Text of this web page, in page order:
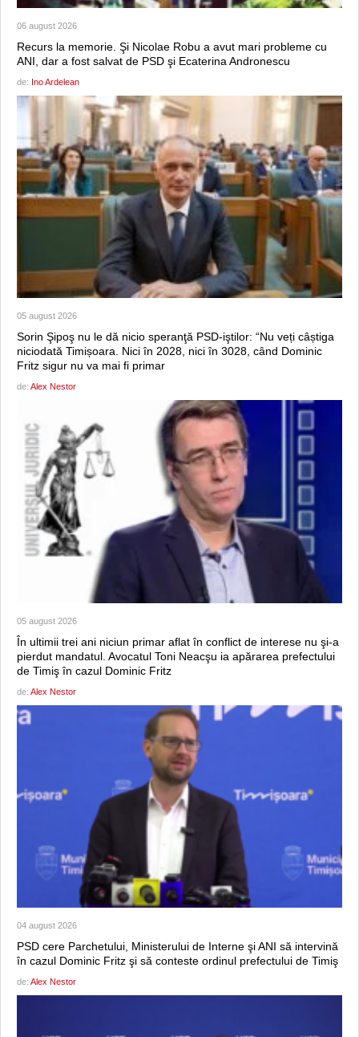
06 august 2026
Recurs la memorie. Şi Nicolae Robu a avut mari probleme cu
ANI, dar a fost salvat de PSD şi Ecaterina Andronescu
de: Ino Ardelean
05 august 2026
Sorin Şipoş nu le dă nicio speranţă PSD-iştilor: “Nu veți câștiga
niciodată Timișoara. Nici în 2028, nici în 3028, când Dominic
Fritz sigur nu va mai fi primar
de: Alex Nestor
05 august 2026
În ultimii trei ani niciun primar aflat în conflict de interese nu şi-a
pierdut mandatul. Avocatul Toni Neacşu ia apărarea prefectului
de Timiş în cazul Dominic Fritz
de: Alex Nestor
04 august 2026
PSD cere Parchetului, Ministerului de Interne şi ANI să intervină
în cazul Dominic Fritz şi să conteste ordinul prefectului de Timiş
de: Alex Nestor